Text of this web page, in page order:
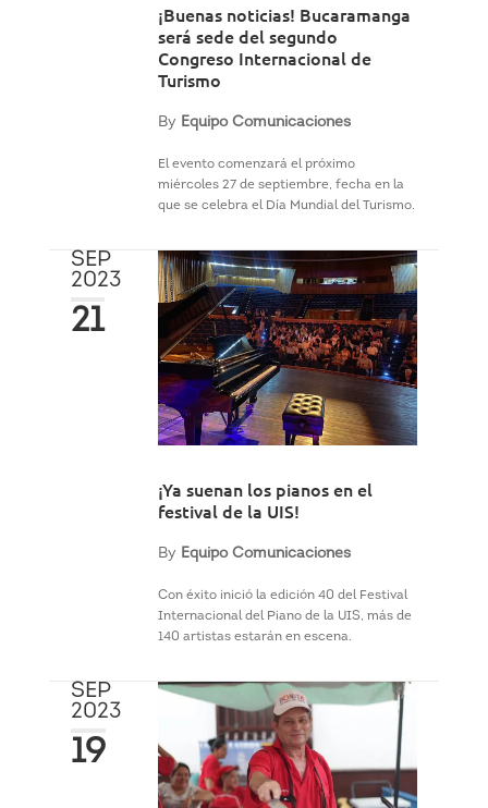
¡Buenas noticias! Bucaramanga
será sede del segundo
Congreso Internacional de
Turismo
By Equipo Comunicaciones
El evento comenzará el próximo
miércoles 27 de septiembre, fecha en la
que se celebra el Día Mundial del Turismo.
SEP
2023
21
¡Ya suenan los pianos en el
festival de la UIS!
By Equipo Comunicaciones
Con éxito inició la edición 40 del Festival
Internacional del Piano de la UIS, más de
140 artistas estarán en escena.
SEP
2023
19